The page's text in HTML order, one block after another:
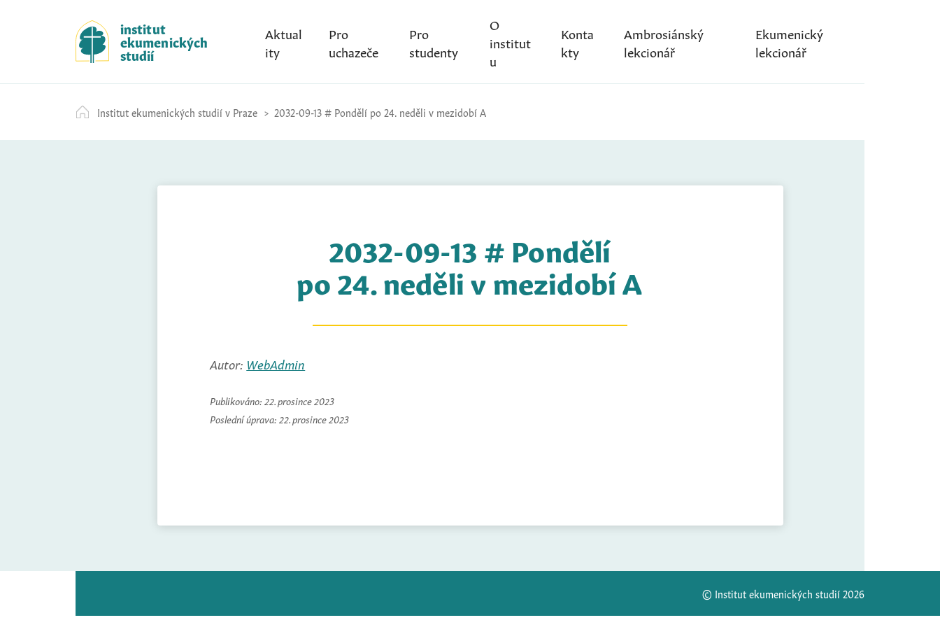
k
i
p
t
c
o
institut
ekumenických
studií
Aktual
ity
Pro
uchazeče
Pro
studenty
O
institut
u
Konta
kty
Ambrosiánský
lekcionář
Ekumenický
lekcionář
Institut ekumenických studií v Praze 2032-09-13 # Pondělí po 24. neděli v mezidobí A
2032-09-13 # Pondělí
po 24. neděli v mezidobí A
Autor: WebAdmin
Publikováno: 22. prosince 2023
Poslední úprava: 22. prosince 2023
© Institut ekumenických studií 2026